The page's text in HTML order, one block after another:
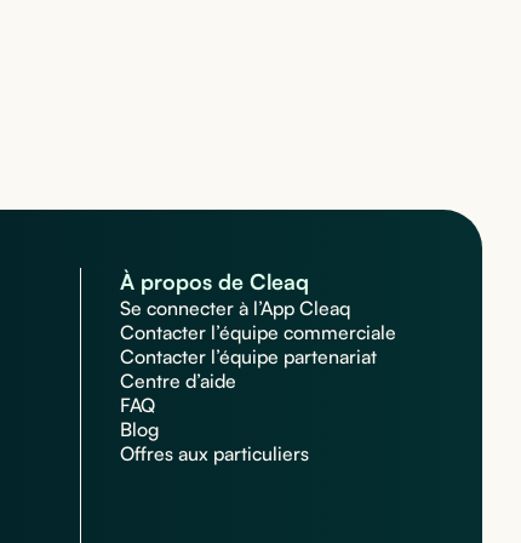
À propos de Cleaq
Se connecter à l’App Cleaq
Contacter l’équipe commerciale
Contacter l’équipe partenariat
Centre d’aide
FAQ
Blog
Offres aux particuliers